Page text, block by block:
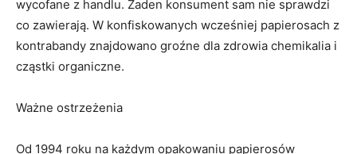
wycofane z handlu. Żaden konsument sam nie sprawdzi
co zawierają. W konfiskowanych wcześniej papierosach z
kontrabandy znajdowano groźne dla zdrowia chemikalia i
cząstki organiczne.
Ważne ostrzeżenia
Od 1994 roku na każdym opakowaniu papierosów